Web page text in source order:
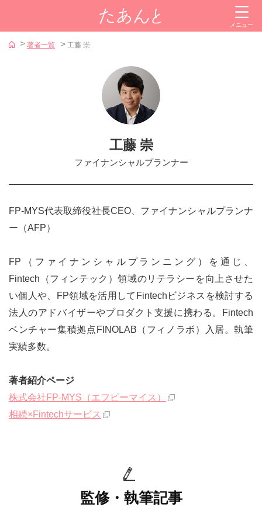
メニュー
閉じる
iDeCo（イデコ）
証券会社
参考サイト
IFAナビ
Finasee
著者一覧 工藤 崇
工藤 崇
ファイナンシャルプランナー
FP-MYS代表取締役社長CEO、ファイナンシャルプランナ
ー（AFP）
FP（ファイナンシャルプランニング）を通じ、
Fintech（フィンテック）領域のリテラシーを向上させた
い個人や、FP領域を活用してFintechビジネスを検討する
法人のアドバイザーやプロダクト支援に携わる。Fintech
ベンチャー集積拠点FINOLAB（フィノラボ）入居。執筆
実績多数。
著者紹介ページ
株式会社FP-MYS（エフピーマイス）
相続×Fintechサービス
監修・執筆記事